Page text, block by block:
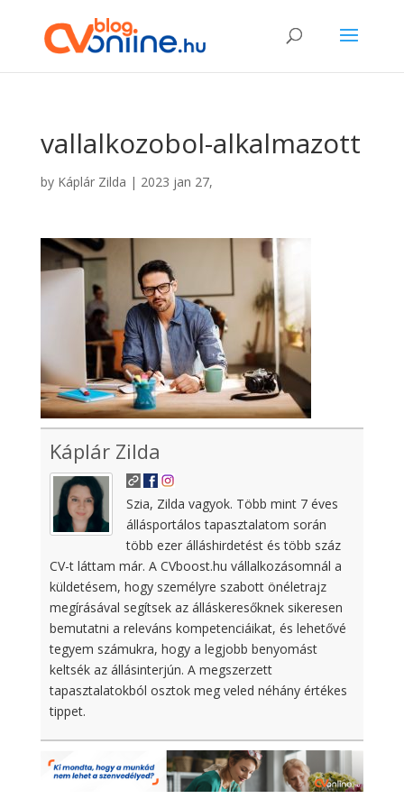
vallalkozobol-alkalmazott
by Káplár Zilda | 2023 jan 27,
Káplár Zilda
Szia, Zilda vagyok. Több mint 7 éves
állásportálos tapasztalatom során
több ezer álláshirdetést és több száz
CV-t láttam már. A CVboost.hu vállalkozásomnál a
küldetésem, hogy személyre szabott önéletrajz
megírásával segítsek az álláskeresőknek sikeresen
bemutatni a releváns kompetenciáikat, és lehetővé
tegyem számukra, hogy a legjobb benyomást
keltsék az állásinterjún. A megszerzett
tapasztalatokból osztok meg veled néhány értékes
tippet.